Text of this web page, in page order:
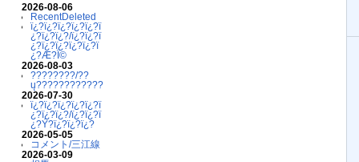
2026-08-06
RecentDeleted
ï¿?ï¿?ï¿?ï¿?ï¿?ï
¿?ï¿?ï¿?/ï¿?ï¿?ï
¿?ï¿?ï¿?ï¿?ï¿?ï
¿?Æ?Ï©
2026-08-03
????????/??
ų????????????
2026-07-30
ï¿?ï¿?ï¿?ï¿?ï¿?ï
¿?ï¿?ï¿?/ï¿?ï¿?ï
¿?Ý?ï¿?ï¿?ï¿?
2026-05-05
コメント/三江線
2026-03-09